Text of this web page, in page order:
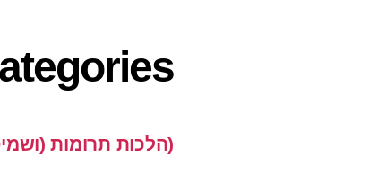
(הלכות תרומות